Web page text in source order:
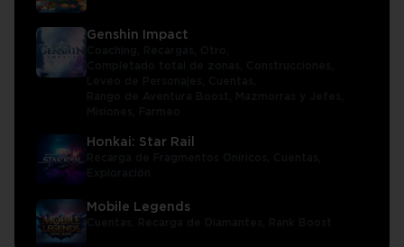
Genshin Impact
Honkai: Star Rail
Mobile Legends